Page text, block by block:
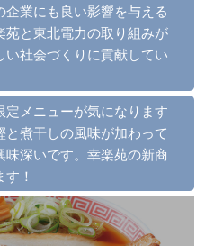
企業にも良い影響を与える
苑と東北電力の取り組みが
社会づくりに貢献してい
メニューが気になります
煮干しの風味が加わって
味深いです。幸楽苑の新商
！